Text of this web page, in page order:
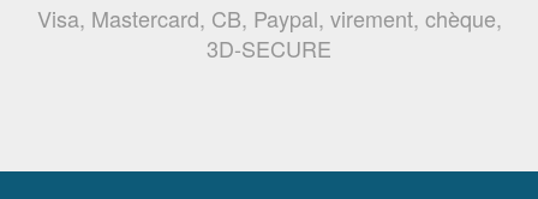
Visa, Mastercard, CB, Paypal, virement, chèque,
3D-SECURE